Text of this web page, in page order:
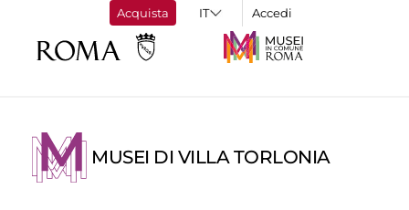
Acquista Accedi
MUSEI DI VILLA TORLONIA